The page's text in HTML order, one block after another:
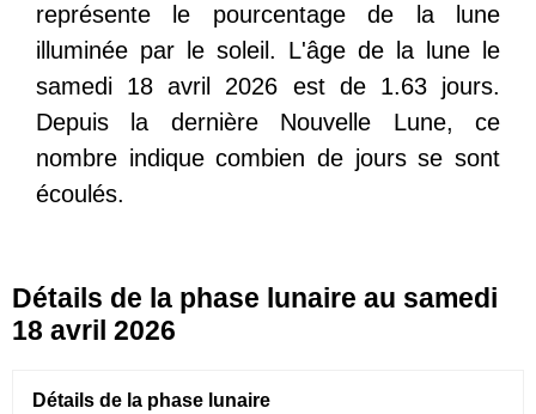
représente le pourcentage de la lune
illuminée par le soleil. L'âge de la lune le
samedi 18 avril 2026 est de 1.63 jours.
Depuis la dernière Nouvelle Lune, ce
nombre indique combien de jours se sont
écoulés.
Détails de la phase lunaire au samedi
18 avril 2026
Détails de la phase lunaire